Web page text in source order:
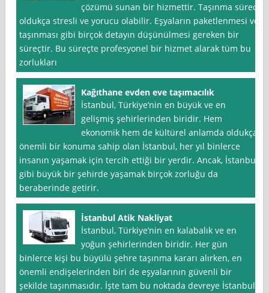
çözümü sunan bir hizmettir. Taşınma süreci
oldukça stresli ve yorucu olabilir. Eşyaların paketlenmesi ve
taşınması gibi birçok detayın düşünülmesi gereken bir
süreçtir. Bu süreçte profesyonel bir hizmet alarak tüm bu
zorlukları
Kağıthane evden eve taşımacılık
İstanbul, Türkiye’nin en büyük ve en
gelişmiş şehirlerinden biridir. Hem
ekonomik hem de kültürel anlamda oldukça
önemli bir konuma sahip olan İstanbul, her yıl binlerce
insanın yaşamak için tercih ettiği bir yerdir. Ancak, İstanbul
gibi büyük bir şehirde yaşamak birçok zorluğu da
beraberinde getirir.
İstanbul Atik Nakliyat
İstanbul, Türkiye’nin en kalabalık ve en
yoğun şehirlerinden biridir. Her gün
binlerce kişi bu büyülü şehre taşınma kararı alırken, en
önemli endişelerinden biri de eşyalarının güvenli bir
şekilde taşınmasıdır. İşte tam bu noktada devreye İstanbul